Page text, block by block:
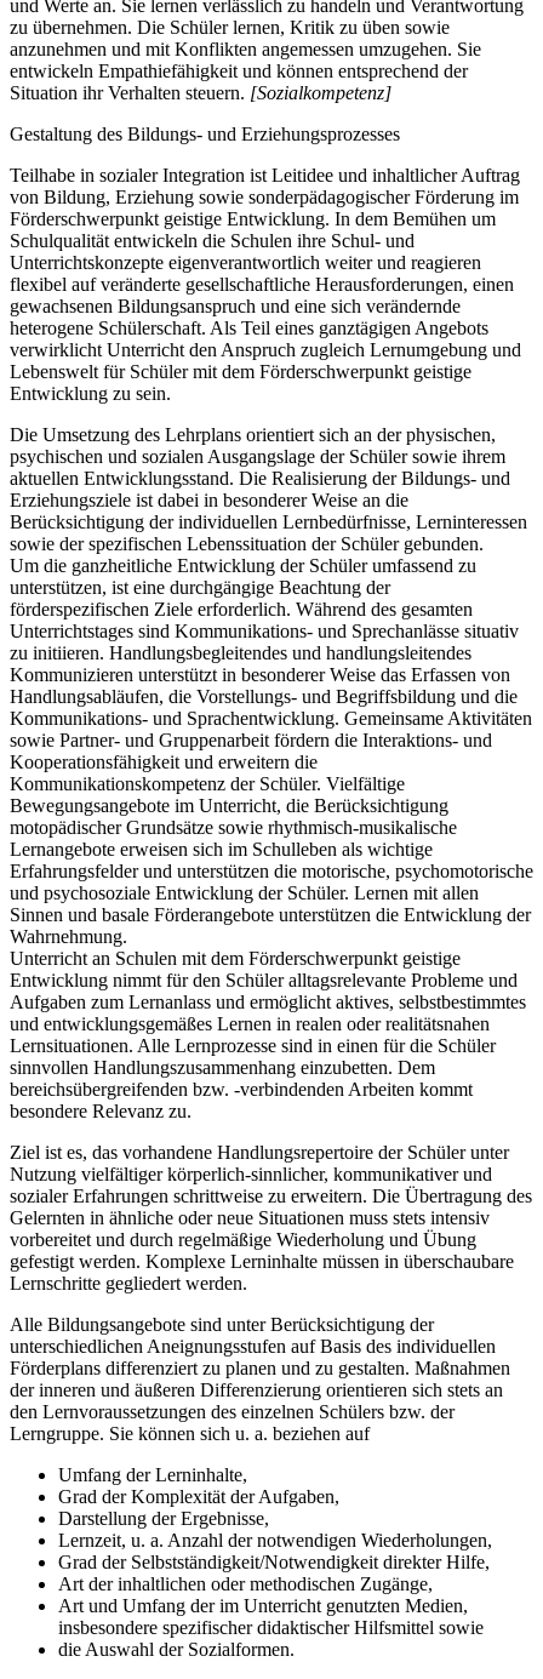
und Werte an. Sie lernen verlässlich zu handeln und Verantwortung
zu übernehmen. Die Schüler lernen, Kritik zu üben sowie
anzunehmen und mit Konflikten angemessen umzugehen. Sie
entwickeln Empathiefähigkeit und können entsprechend der
Situation ihr Verhalten steuern. [Sozialkompetenz]
Gestaltung des Bildungs- und Erziehungsprozesses
Teilhabe in sozialer Integration ist Leitidee und inhaltlicher Auftrag
von Bildung, Erziehung sowie sonderpädagogischer Förderung im
Förderschwerpunkt geistige Entwicklung. In dem Bemühen um
Schulqualität entwickeln die Schulen ihre Schul- und
Unterrichtskonzepte eigenverantwortlich weiter und reagieren
flexibel auf veränderte gesellschaftliche Herausforderungen, einen
gewachsenen Bildungsanspruch und eine sich verändernde
heterogene Schülerschaft. Als Teil eines ganztägigen Angebots
verwirklicht Unterricht den Anspruch zugleich Lernumgebung und
Lebenswelt für Schüler mit dem Förderschwerpunkt geistige
Entwicklung zu sein.
Die Umsetzung des Lehrplans orientiert sich an der physischen,
psychischen und sozialen Ausgangslage der Schüler sowie ihrem
aktuellen Entwicklungsstand. Die Realisierung der Bildungs- und
Erziehungsziele ist dabei in besonderer Weise an die
Berücksichtigung der individuellen Lernbedürfnisse, Lerninteressen
sowie der spezifischen Lebenssituation der Schüler gebunden.
Um die ganzheitliche Entwicklung der Schüler umfassend zu
unterstützen, ist eine durchgängige Beachtung der
förderspezifischen Ziele erforderlich. Während des gesamten
Unterrichtstages sind Kommunikations- und Sprechanlässe situativ
zu initiieren. Handlungsbegleitendes und handlungsleitendes
Kommunizieren unterstützt in besonderer Weise das Erfassen von
Handlungsabläufen, die Vorstellungs- und Begriffsbildung und die
Kommunikations- und Sprachentwicklung. Gemeinsame Aktivitäten
sowie Partner- und Gruppenarbeit fördern die Interaktions- und
Kooperationsfähigkeit und erweitern die
Kommunikationskompetenz der Schüler. Vielfältige
Bewegungsangebote im Unterricht, die Berücksichtigung
motopädischer Grundsätze sowie rhythmisch-musikalische
Lernangebote erweisen sich im Schulleben als wichtige
Erfahrungsfelder und unterstützen die motorische, psychomotorische
und psychosoziale Entwicklung der Schüler. Lernen mit allen
Sinnen und basale Förderangebote unterstützen die Entwicklung der
Wahrnehmung.
Unterricht an Schulen mit dem Förderschwerpunkt geistige
Entwicklung nimmt für den Schüler alltagsrelevante Probleme und
Aufgaben zum Lernanlass und ermöglicht aktives, selbstbestimmtes
und entwicklungsgemäßes Lernen in realen oder realitätsnahen
Lernsituationen. Alle Lernprozesse sind in einen für die Schüler
sinnvollen Handlungszusammenhang einzubetten. Dem
bereichsübergreifenden bzw. -verbindenden Arbeiten kommt
besondere Relevanz zu.
Ziel ist es, das vorhandene Handlungsrepertoire der Schüler unter
Nutzung vielfältiger körperlich-sinnlicher, kommunikativer und
sozialer Erfahrungen schrittweise zu erweitern. Die Übertragung des
Gelernten in ähnliche oder neue Situationen muss stets intensiv
vorbereitet und durch regelmäßige Wiederholung und Übung
gefestigt werden. Komplexe Lerninhalte müssen in überschaubare
Lernschritte gegliedert werden.
Alle Bildungsangebote sind unter Berücksichtigung der
unterschiedlichen Aneignungsstufen auf Basis des individuellen
Förderplans differenziert zu planen und zu gestalten. Maßnahmen
der inneren und äußeren Differenzierung orientieren sich stets an
den Lernvoraussetzungen des einzelnen Schülers bzw. der
Lerngruppe. Sie können sich u. a. beziehen auf
Umfang der Lerninhalte,
Grad der Komplexität der Aufgaben,
Darstellung der Ergebnisse,
Lernzeit, u. a. Anzahl der notwendigen Wiederholungen,
Grad der Selbstständigkeit/Notwendigkeit direkter Hilfe,
Art der inhaltlichen oder methodischen Zugänge,
Art und Umfang der im Unterricht genutzten Medien,
insbesondere spezifischer didaktischer Hilfsmittel sowie
die Auswahl der Sozialformen.